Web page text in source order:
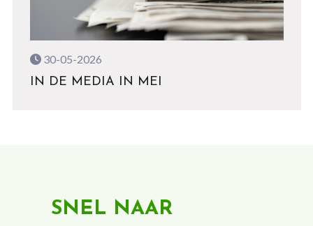
30-05-2026
IN DE MEDIA IN MEI
SNEL NAAR